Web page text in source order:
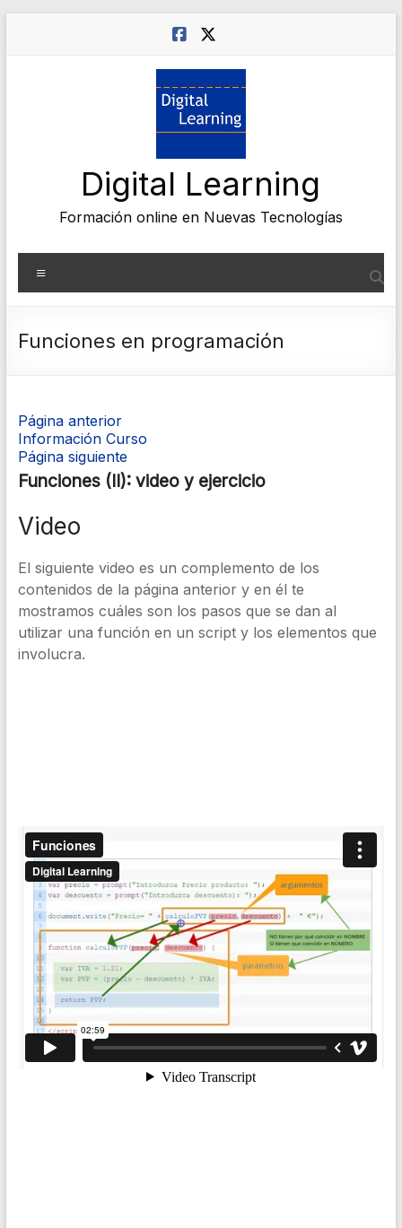
Digital Learning
Formación online en Nuevas Tecnologías
Funciones en programación
Página anterior
Información Curso
Página siguiente
Funciones (II): video y ejercicio
Video
El siguiente video es un complemento de los
contenidos de la página anterior y en él te
mostramos cuáles son los pasos que se dan al
utilizar una función en un script y los elementos que
involucra.